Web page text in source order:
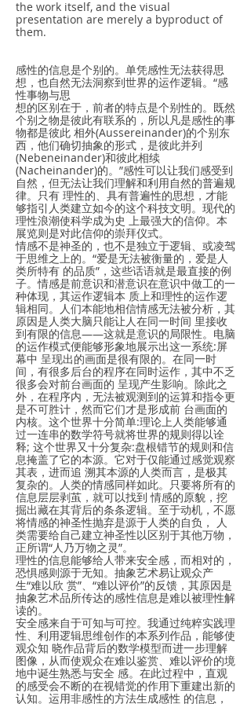
the work itself, and the visual
presentation are merely a byproduct of
them.
感性的信息是个别的。单凭感性无法获得思
想，也自然无法洞察到世界的运作逻辑。“感
性事物与思
想的区别在于，前者的特点是个别性的。既然
个别之物是彼此有联系的，所以凡是感性的事
物都是彼此 相外(Aussereinander)的个别东
⻄，他们确切抽象的形式，是彼此并列
(Nebeneinander)和彼此相续
(Nacheinander)的。”感性可以让我们感受到
自然，但无法让我们理解和利用自然的普遍规
律。只有 理性的、具有普遍性的思想，才能
够指引人类建立如今的这个科技文明。现代的
理性浪潮使科学成为史 上最强大的信仰。本
展览则是对此信仰的崇拜仪式。
情感不是神圣的，也不是独立于逻辑、或凌驾
于思维之上的。“爱是无法被衡量的，爱是人
类所特有 的品质”，这些话语就是最直接的例
子。情感是前意识和潜意识在意识中做工的一
种体现，其运作逻辑本 质上和理性的运作逻
辑相同。人们本能地相信情感无法被分析，其
原因是人类大脑只能让人在同一时间 里接收
到有限的信息——这就是意识的局限性。电脑
的运作模式便能够形象地展示出这一系统:屏
幕中 呈现出的画面是很有限的。在同一时
间，有很多后台的程序在同时运作，其中不乏
很多会对前台画面的 呈现产生影响。除此之
外，在程序内，无法被观测到的运算和指令更
是不可胜计，然而它们才是形成前 台画面的
内核。这个世界十分简单:理论上人类能够通
过一连串的数学符号就将世界的规则得以诠
释; 这个世界又十分复杂:盘根错节的规则和信
息掩盖了它的本源。它对于仅能通过感觉观察
其表，进而追 溯其本源的人类而言，是极其
复杂的。人类的情感同样如此。只要将所有的
信息层层剥茧，就可以找到 情感的原貌，挖
掘出藏在其背后的条条逻辑。至于动机，不愿
将情感的神圣性抛弃是源于人类的自负， 人
类需要给自己建立神圣性以区别于其他万物，
正所谓“人乃万物之灵”。
理性的信息能够给人带来安全感，而相对的，
恐惧感则源于无知。抽象艺术易让观众产
生“难以欣 赏”、“难以评价”的反馈，其原因是
抽象艺术品所传达的感性信息是难以被理性解
读的。
安全感来自于可知与可控。我通过纯粹实践理
性、利用逻辑思维创作的本系列作品，能够使
观众知 晓作品背后的数学模型而进一步理解
图像，从而使观众在难以鉴赏、难以评价的境
地中诞生熟悉与安全 感。在此过程中，直观
的感受会不断的在视错觉的作用下重建出新的
认知。运用非感性的方法生成感性 的信息，